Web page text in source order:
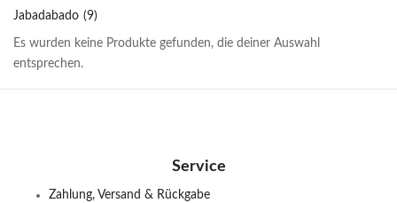
Jabadabado (9)
Es wurden keine Produkte gefunden, die deiner Auswahl
entsprechen.
Service
Zahlung, Versand & Rückgabe